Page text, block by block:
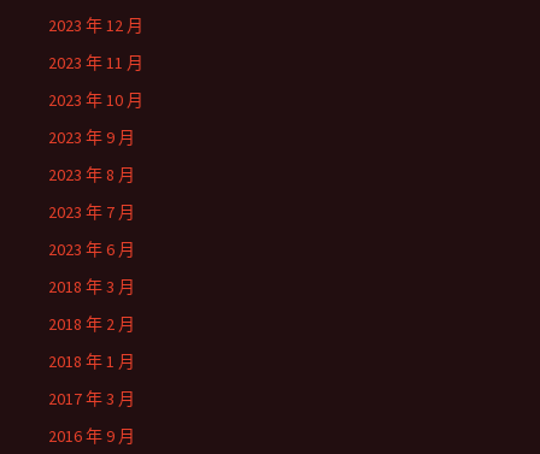
2023 年 12 月
2023 年 11 月
2023 年 10 月
2023 年 9 月
2023 年 8 月
2023 年 7 月
2023 年 6 月
2018 年 3 月
2018 年 2 月
2018 年 1 月
2017 年 3 月
2016 年 9 月